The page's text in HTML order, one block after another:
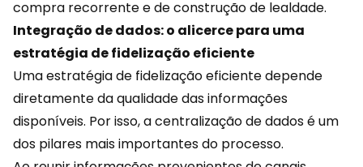
compra recorrente e de construção de lealdade.
Integração de dados: o alicerce para uma
estratégia de fidelização eficiente
Uma estratégia de fidelização eficiente depende
diretamente da qualidade das informações
disponíveis. Por isso, a centralização dedadosé um
dos pilares mais importantes do processo.